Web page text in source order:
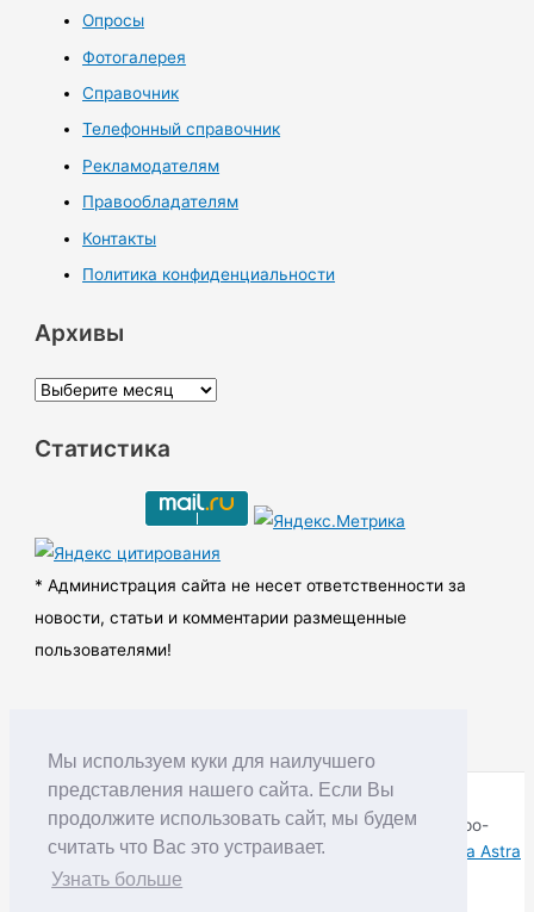
Мы используем куки для наилучшего
представления нашего сайта. Если Вы
продолжите использовать сайт, мы будем
считать что Вас это устраивает.
Узнать больше
Опросы
Фотогалерея
Справочник
Телефонный справочник
Рекламодателям
Правообладателям
Контакты
Политика конфиденциальности
Архивы
А
х
ы
Статистика
* Администрация сайта не несет ответственности за
новости, статьи и комментарии размещенные
пользователями!
Copyright © RUDNIK.MOBI 28.06.2008 - 2026 | Северо-
Енисейский округ Красноярского края | Powered by
Тема Astra